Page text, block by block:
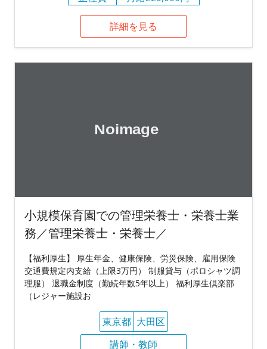
詳細を見る
小規模保育園での管理栄養士・栄養士業
務／管理栄養士・栄養士／
【福利厚生】 厚生年金、健康保険、労災保険、雇用保険
交通費規定内支給（上限3万円） 制服貸与（ポロシャツ調
理服） 退職金制度（勤続年数5年以上） 福利厚生倶楽部
（レジャー施設お
東京都 大田区
講師・教師